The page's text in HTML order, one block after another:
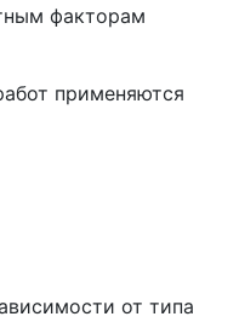
факторам
применяются
от типа